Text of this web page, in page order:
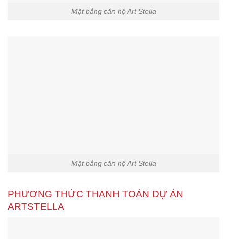
Mặt bằng căn hộ Art Stella
Mặt bằng căn hộ Art Stella
PHƯƠNG THỨC THANH TOÁN DỰ ÁN
ARTSTELLA